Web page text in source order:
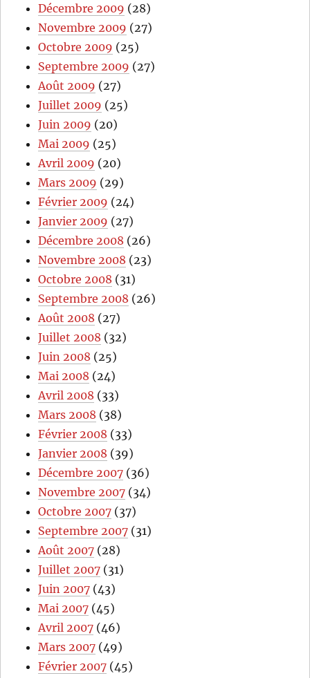
Décembre 2009 (28)
Novembre 2009 (27)
Octobre 2009 (25)
Septembre 2009 (27)
Août 2009 (27)
Juillet 2009 (25)
Juin 2009 (20)
Mai 2009 (25)
Avril 2009 (20)
Mars 2009 (29)
Février 2009 (24)
Janvier 2009 (27)
Décembre 2008 (26)
Novembre 2008 (23)
Octobre 2008 (31)
Septembre 2008 (26)
Août 2008 (27)
Juillet 2008 (32)
Juin 2008 (25)
Mai 2008 (24)
Avril 2008 (33)
Mars 2008 (38)
Février 2008 (33)
Janvier 2008 (39)
Décembre 2007 (36)
Novembre 2007 (34)
Octobre 2007 (37)
Septembre 2007 (31)
Août 2007 (28)
Juillet 2007 (31)
Juin 2007 (43)
Mai 2007 (45)
Avril 2007 (46)
Mars 2007 (49)
Février 2007 (45)